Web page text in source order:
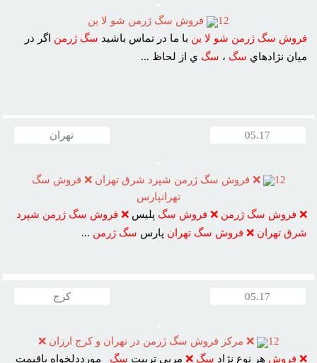
12
فروش سگ ژرمن شو لا ين
فروش سگ ژرمن شو لا ين با ما در تماس باشيد سگ ژرمن اگر در
ميان نژادهاي سگ ، سگ ي از لحاظ ...
05.17 تهران
12
❌ فروش سگ ژرمن شپرد شرق تهران ❌ فروش سگ
تهرانپارس
❌ فروش سگ ژرمن ❌ فروش سگ پليس❌ فروش سگ ژرمن شپرد
شرق تهران ❌ فروش سگ تهران پارس سگ ژرمن ...
05.17 کرج
12
❌ مرکز فروش سگ ژرمن در تهران و کرج ارزان ❌
❌ فروش هر نوع نژاد سگ ❌ مربي تربيت سگ مورددلخواه باقيمت